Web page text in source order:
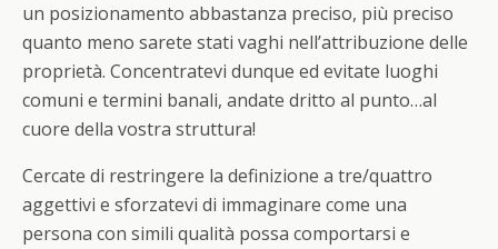
un posizionamento abbastanza preciso, più preciso
quanto meno sarete stati vaghi nell’attribuzione delle
proprietà. Concentratevi dunque ed evitate luoghi
comuni e termini banali, andate dritto al punto…al
cuore della vostra struttura!
Cercate di restringere la definizione a tre/quattro
aggettivi e sforzatevi di immaginare come una
persona con simili qualità possa comportarsi e